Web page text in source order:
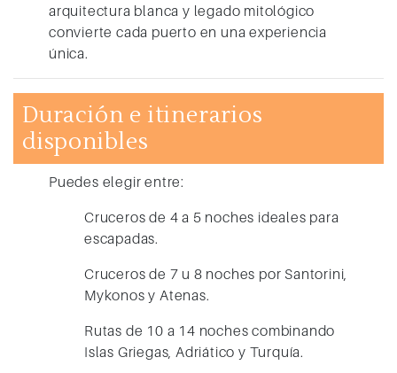
arquitectura blanca y legado mitológico
convierte cada puerto en una experiencia
única.
Duración e itinerarios
disponibles
Puedes elegir entre:
Cruceros de 4 a 5 noches ideales para
escapadas.
Cruceros de 7 u 8 noches por Santorini,
Mykonos y Atenas.
Rutas de 10 a 14 noches combinando
Islas Griegas, Adriático y Turquía.